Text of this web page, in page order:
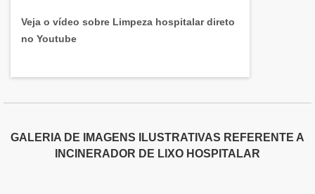
Veja o vídeo sobre Limpeza hospitalar direto
no Youtube
GALERIA DE IMAGENS ILUSTRATIVAS REFERENTE A
INCINERADOR DE LIXO HOSPITALAR